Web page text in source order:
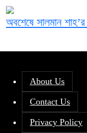
অবশেষে সালমান
About Us
Contact Us
Privacy Policy